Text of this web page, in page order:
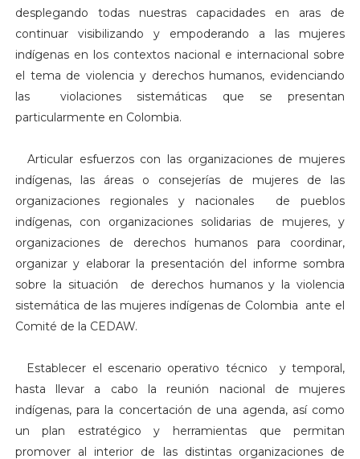
desplegando todas nuestras capacidades en aras de
continuar visibilizando y empoderando a las mujeres
indígenas en los contextos nacional e internacional sobre
el tema de violencia y derechos humanos, evidenciando
las violaciones sistemáticas que se presentan
particularmente en Colombia.
Articular esfuerzos con las organizaciones de mujeres
indígenas, las áreas o consejerías de mujeres de las
organizaciones regionales y nacionales de pueblos
indígenas, con organizaciones solidarias de mujeres, y
organizaciones de derechos humanos para coordinar,
organizar y elaborar la presentación del informe sombra
sobre la situación de derechos humanos y la violencia
sistemática de las mujeres indígenas de Colombia ante el
Comité de la CEDAW.
Establecer el escenario operativo técnico y temporal,
hasta llevar a cabo la reunión nacional de mujeres
indígenas, para la concertación de una agenda, así como
un plan estratégico y herramientas que permitan
promover al interior de las distintas organizaciones de